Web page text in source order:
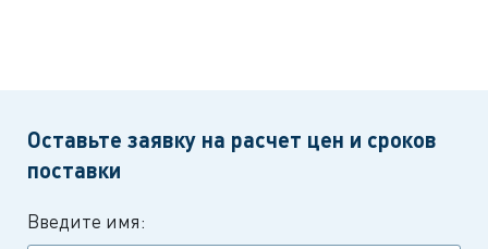
Оставьте заявку на расчет цен и сроков
поставки
Введите имя: